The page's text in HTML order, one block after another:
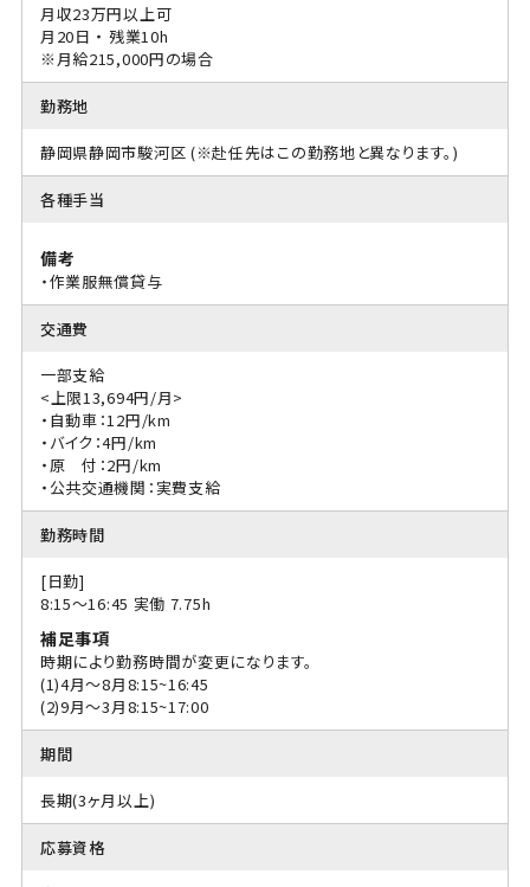
月収23万円以上可
月20日 ・ 残業10h
※月給215,000円の場合
勤務地
静岡県静岡市駿河区 (※赴任先はこの勤務地と異なります。)
各種手当
備考
・作業服無償貸与
交通費
一部支給
<上限13,694円/月>
・自動車：12円/km
・バイク：4円/km
・原 付：2円/km
・公共交通機関：実費支給
勤務時間
[日勤]
8:15〜16:45 実働 7.75h
補足事項
時期により勤務時間が変更になります。
(1)4月〜8月8:15~16:45
(2)9月〜3月8:15~17:00
期間
長期(3ヶ月以上)
応募資格